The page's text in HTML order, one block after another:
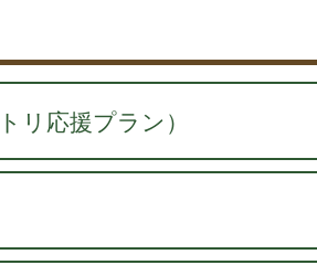
リ応援プラン）